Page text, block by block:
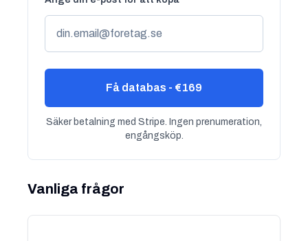
Få databas - €169
Säker betalning med Stripe. Ingen prenumeration,
engångsköp.
Vanliga frågor